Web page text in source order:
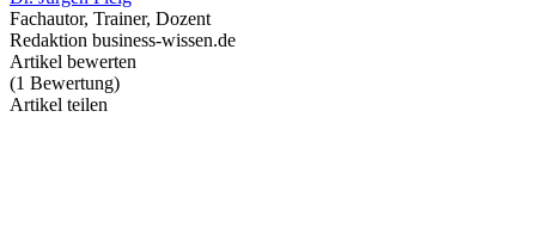
Fachautor, Trainer, Dozent
Redaktion business-wissen.de
Artikel bewerten
(1 Bewertung)
Artikel teilen